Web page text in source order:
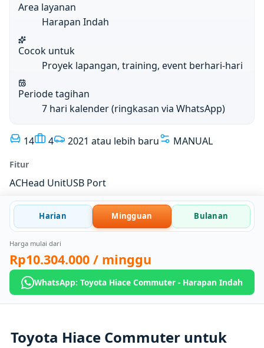
Area layanan
Harapan Indah
Cocok untuk
Proyek lapangan, training, event berhari-hari
Periode tagihan
7 hari kalender (ringkasan via WhatsApp)
14 4 2021 atau lebih baru MANUAL
Fitur
ACHead UnitUSB Port
Harian Mingguan Bulanan
Harga mulai dari
Rp10.304.000 / minggu
WhatsApp: Toyota Hiace Commuter - Harapan Indah
Toyota Hiace Commuter untuk